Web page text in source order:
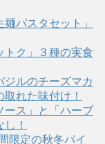
パスタセット」
トク」３種の実食
ジルのチーズマカ
れた味付け！
ース」と「ハーブ
！
限定の秋冬パイ